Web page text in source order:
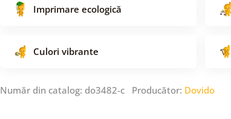
Imprimare ecologică
Culori vibrante
Număr din catalog: do3482-c Producător: Dovido